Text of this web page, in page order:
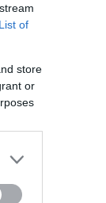
of
store
or